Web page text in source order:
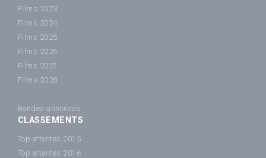
Films 2023
Films 2024
Films 2025
Films 2026
Films 2027
Films 2028
Bandes-annonces
CLASSEMENTS
Top attentes 2015
Top attentes 2016